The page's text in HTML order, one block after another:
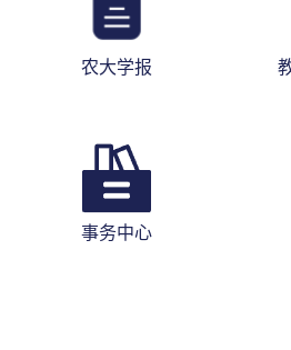
农大学报
事务中心